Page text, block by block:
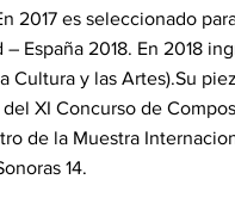
2017 es seleccionado
España 2018. En 2018
Cultura y las Artes).Su
XI Concurso de
de la Muestra
14.